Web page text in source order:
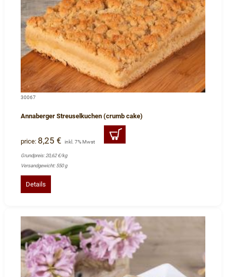
30067
Annaberger Streuselkuchen (crumb cake)
price: 8,25 € inkl. 7% Mwst
Grundpreis: 20,62 €/kg
Versandgewicht: 550 g
Details